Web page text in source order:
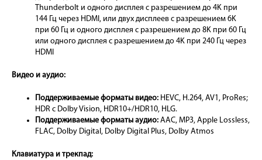
Thunderbolt и одного дисплея с разрешением до 4K при
144 Гц через HDMI, или двух дисплеев с разрешением 6K
при 60 Гц и одного дисплея с разрешением до 8K при 60 Гц
или одного дисплея с разрешением до 4K при 240 Гц через
HDMI
Видео и аудио:
Поддерживаемые форматы видео: HEVC, H.264, AV1, ProRes;
HDR с Dolby Vision, HDR10+/HDR10, HLG.
Поддерживаемые форматы аудио: AAC, MP3, Apple Lossless,
FLAC, Dolby Digital, Dolby Digital Plus, Dolby Atmos
Клавиатура и трекпад: